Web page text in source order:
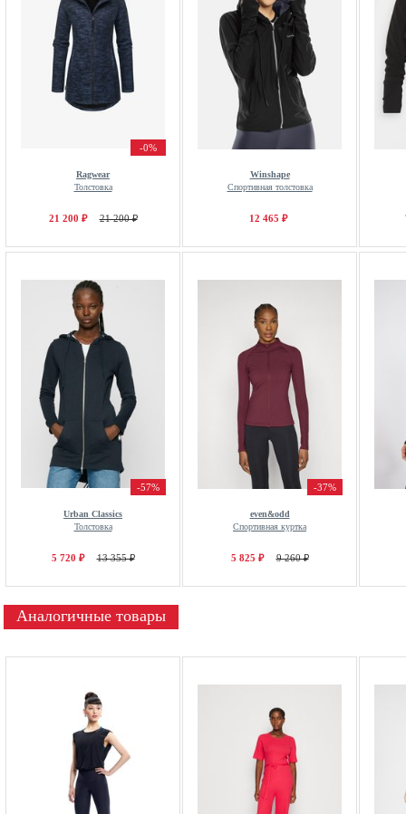
-0%
Ragwear
Толстовка
21 200 ₽ 21 200 ₽
Winshape
Спортивная толстовка
12 465 ₽
-57%
Urban Classics
Толстовка
5 720 ₽ 13 355 ₽
-37%
even&odd
Спортивная куртка
5 825 ₽ 9 260 ₽
Аналогичные товары